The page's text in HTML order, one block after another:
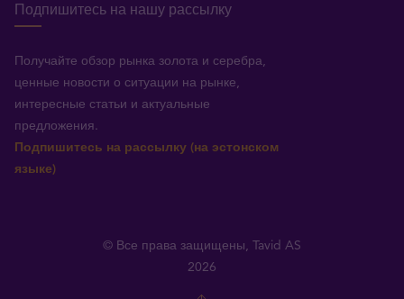
Подпишитесь на нашу рассылку
Получайте обзор рынка золота и серебра,
ценные новости о ситуации на рынке,
интересные статьи и актуальные
предложения.
Подпишитесь на рассылку (на эстонском
языке)
© Все права защищены, Tavid AS
2026